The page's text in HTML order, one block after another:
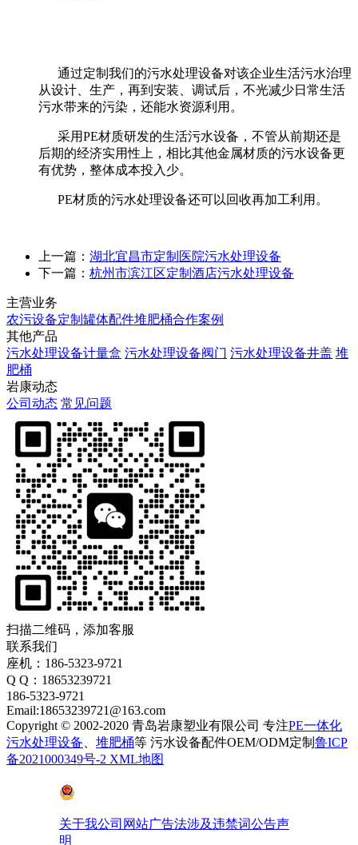
通过定制我们的污水处理设备对该企业生活污水治理
从设计、生产，再到安装、调试后，不光减少日常生活
污水带来的污染，还能水资源利用。
采用PE材质研发的生活污水设备，不管从前期还是
后期的经济实用性上，相比其他金属材质的污水设备更
有优势，整体成本投入少。
PE材质的污水处理设备还可以回收再加工利用。
上一篇： 湖北宜昌市定制医院污水处理设备
下一篇： 杭州市滨江区定制酒店污水处理设备
主营业务
农污设备定制 罐体配件堆肥桶合作案例
其他产品
污水处理设备计量盒 污水处理设备阀门 污水处理设备井盖 堆
肥桶
岩康动态
公司动态 常见问题
扫描二维码，添加客服
联系我们
座机：186-5323-9721
Q Q：18653239721
186-5323-9721
Email:18653239721@163.com
Copyright © 2002-2020 青岛岩康塑业有限公司 专注PE一体化
污水处理设备
堆肥桶等 污水设备配件OEM/ODM定制 鲁ICP
备2021000349号-2 XML地图
关于我公司网站广告法涉及违禁词公告声
明